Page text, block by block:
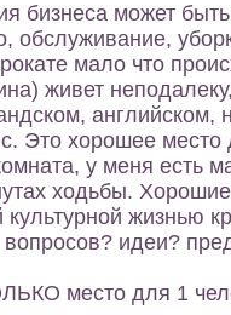
бизнеса может
обслуживание,
мало что
живет
английском,
Это хорошее место
у меня
ходьбы.
культурной жизнью
идеи?
место для 1